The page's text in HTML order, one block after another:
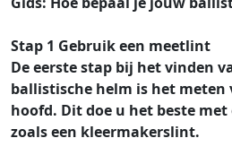
Stap 1 Gebruik een meetlint
De eerste stap bij het vinden
ballistische helm is het
hoofd. Dit doe u het beste
zoals een kleermakerslint.